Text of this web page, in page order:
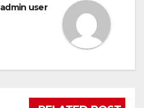
admin user